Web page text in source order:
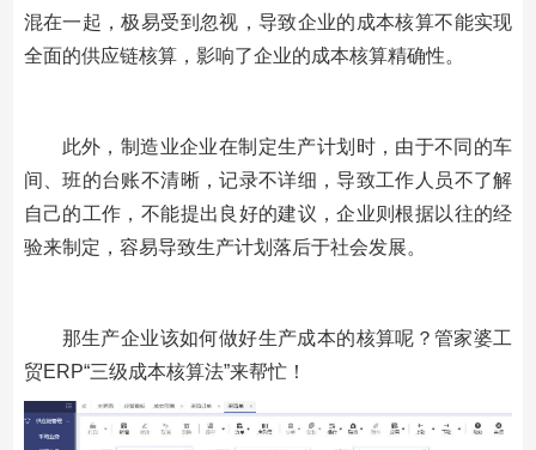
混在一起，极易受到忽视，导致企业的成本核算不能实现
全面的供应链核算，影响了企业的成本核算精确性。
此外，制造业企业在制定生产计划时，由于不同的车
间、班的台账不清晰，记录不详细，导致工作人员不了解
自己的工作，不能提出良好的建议，企业则根据以往的经
验来制定，容易导致生产计划落后于社会发展。
那生产企业该如何做好生产成本的核算呢？管家婆工
贸ERP“三级成本核算法”来帮忙！